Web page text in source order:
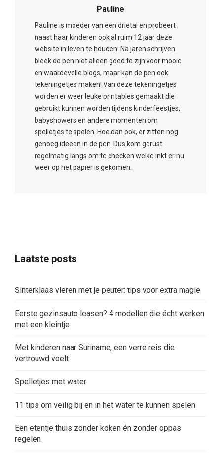
Pauline
Pauline is moeder van een drietal en probeert
naast haar kinderen ook al ruim 12 jaar deze
website in leven te houden. Na jaren schrijven
bleek de pen niet alleen goed te zijn voor mooie
en waardevolle blogs, maar kan de pen ook
tekeningetjes maken! Van deze tekeningetjes
worden er weer leuke printables gemaakt die
gebruikt kunnen worden tijdens kinderfeestjes,
babyshowers en andere momenten om
spelletjes te spelen. Hoe dan ook, er zitten nog
genoeg ideeën in de pen. Dus kom gerust
regelmatig langs om te checken welke inkt er nu
weer op het papier is gekomen.
Laatste posts
Sinterklaas vieren met je peuter: tips voor extra magie
Eerste gezinsauto leasen? 4 modellen die écht werken
met een kleintje
Met kinderen naar Suriname, een verre reis die
vertrouwd voelt
Spelletjes met water
11 tips om veilig bij en in het water te kunnen spelen
Een etentje thuis zonder koken én zonder oppas
regelen